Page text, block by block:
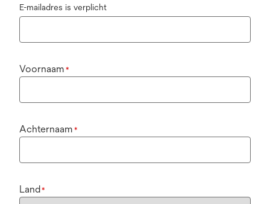
E-mailadres is verplicht
Voornaam *
Achternaam *
Land*